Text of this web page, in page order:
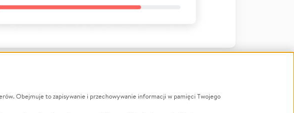
Zbieraj na
Obejmuje to zapisywanie i przechowywanie informacji w pamięci Twojego